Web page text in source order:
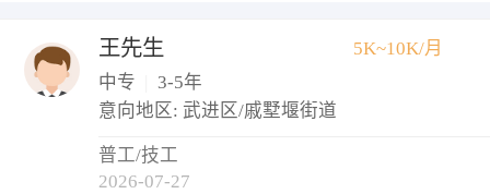
王先生
5K~10K/月
中专
3-5年
意向地区: 武进区/戚墅堰街道
普工/技工
2026-07-27